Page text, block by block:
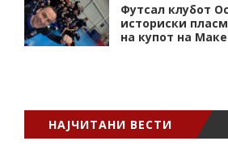
Футсал клубот
историски
на купот на
НАЈЧИТАНИ ВЕСТИ